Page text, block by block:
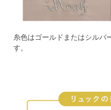
糸色はゴールドまたはシルバ
す。